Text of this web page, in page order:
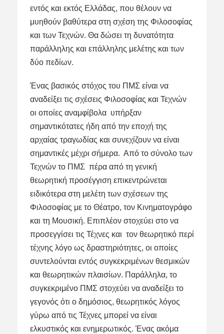
εντός και εκτός Ελλάδας, που θέλουν να
μυηθούν βαθύτερα στη σχέση της Φιλοσοφίας
και των Τεχνών. Θα δώσει τη δυνατότητα
παράλληλης και επάλληλης μελέτης και των
δύο πεδίων.
Ένας βασικός στόχος του ΠΜΣ είναι να
αναδείξει τις σχέσεις Φιλοσοφίας και Τεχνών
οι οποίες αναμφίβολα υπήρξαν
σημαντικότατες ήδη από την εποχή της
αρχαίας τραγωδίας και συνεχίζουν να είναι
σημαντικές μέχρι σήμερα. Από το σύνολο των
Τεχνών το ΠΜΣ πέρα από τη γενική
θεωρητική προσέγγιση επικεντρώνεται
ειδικότερα στη μελέτη των σχέσεων της
Φιλοσοφίας με το Θέατρο, τον Κινηματογράφο
και τη Μουσική. Επιπλέον στοχεύει στο να
προσεγγίσει τις Τέχνες και τον θεωρητικό περί
τέχνης λόγο ως δραστηριότητες, οι οποίες
συντελούνται εντός συγκεκριμένων θεσμικών
και θεωρητικών πλαισίων. Παράλληλα, το
συγκεκριμένο ΠΜΣ στοχεύει να αναδείξει το
γεγονός ότι ο δημόσιος, θεωρητικός λόγος
γύρω από τις Τέχνες μπορεί να είναι
ελκυστικός και ενημερωτικός. Ένας ακόμα